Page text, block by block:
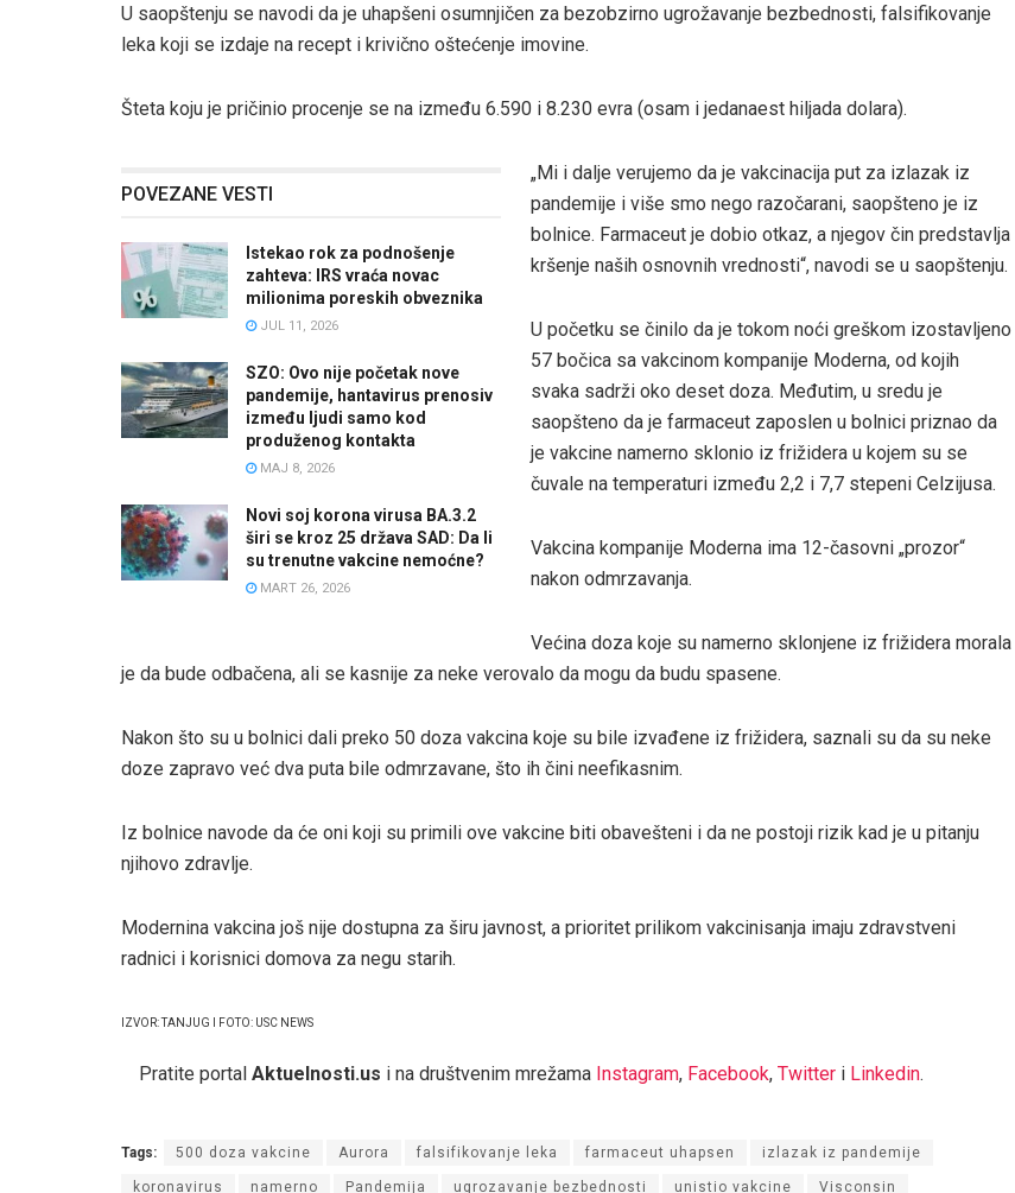
U saopštenju se navodi da je uhapšeni osumnjičen za bezobzirno ugrožavanje bezbednosti, falsifikovanje
leka koji se izdaje na recept i krivično oštećenje imovine.
Šteta koju je pričinio procenje se na između 6.590 i 8.230 evra (osam i jedanaest hiljada dolara).
POVEZANE VESTI
Istekao rok za podnošenje
zahteva: IRS vraća novac
milionima poreskih obveznika
JUL 11, 2026
SZO: Ovo nije početak nove
pandemije, hantavirus prenosiv
između ljudi samo kod
produženog kontakta
MAJ 8, 2026
Novi soj korona virusa BA.3.2
širi se kroz 25 država SAD: Da li
su trenutne vakcine nemoćne?
MART 26, 2026
„Mi i dalje verujemo da je vakcinacija put za izlazak iz
pandemije i više smo nego razočarani, saopšteno je iz
bolnice. Farmaceut je dobio otkaz, a njegov čin predstavlja
kršenje naših osnovnih vrednosti“, navodi se u saopštenju.
U početku se činilo da je tokom noći greškom izostavljeno
57 bočica sa vakcinom kompanije Moderna, od kojih
svaka sadrži oko deset doza. Međutim, u sredu je
saopšteno da je farmaceut zaposlen u bolnici priznao da
je vakcine namerno sklonio iz frižidera u kojem su se
čuvale na temperaturi između 2,2 i 7,7 stepeni Celzijusa.
Vakcina kompanije Moderna ima 12-časovni „prozor“
nakon odmrzavanja.
Većina doza koje su namerno sklonjene iz frižidera morala
je da bude odbačena, ali se kasnije za neke verovalo da mogu da budu spasene.
Nakon što su u bolnici dali preko 50 doza vakcina koje su bile izvađene iz frižidera, saznali su da su neke
doze zapravo već dva puta bile odmrzavane, što ih čini neefikasnim.
Iz bolnice navode da će oni koji su primili ove vakcine biti obavešteni i da ne postoji rizik kad je u pitanju
njihovo zdravlje.
Modernina vakcina još nije dostupna za širu javnost, a prioritet prilikom vakcinisanja imaju zdravstveni
radnici i korisnici domova za negu starih.
IZVOR: TANJUG I FOTO: USC NEWS
Pratite portal Aktuelnosti.us i na društvenim mrežama Instagram, Facebook, Twitter i Linkedin.
Tags: 500 doza vakcine Aurora falsifikovanje leka farmaceut uhapsen izlazak iz pandemije
koronavirus namerno Pandemija ugrozavanje bezbednosti unistio vakcine Visconsin